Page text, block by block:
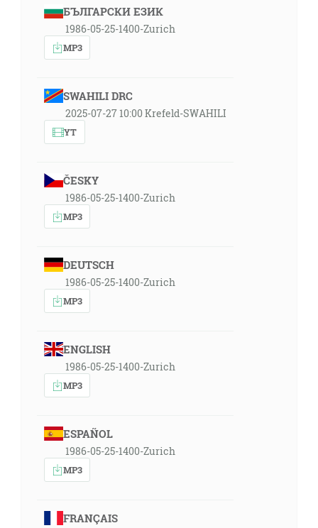
БЪЛГАРСКИ ЕЗИК
1986-05-25-1400-Zurich
MP3
SWAHILI DRC
2025-07-27 10:00 Krefeld-SWAHILI
YT
ČESKY
1986-05-25-1400-Zurich
MP3
DEUTSCH
1986-05-25-1400-Zurich
MP3
ENGLISH
1986-05-25-1400-Zurich
MP3
ESPAÑOL
1986-05-25-1400-Zurich
MP3
FRANÇAIS